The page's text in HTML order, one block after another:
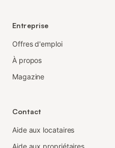
Entreprise
Offres d'emploi
À propos
Magazine
Contact
Aide aux locataires